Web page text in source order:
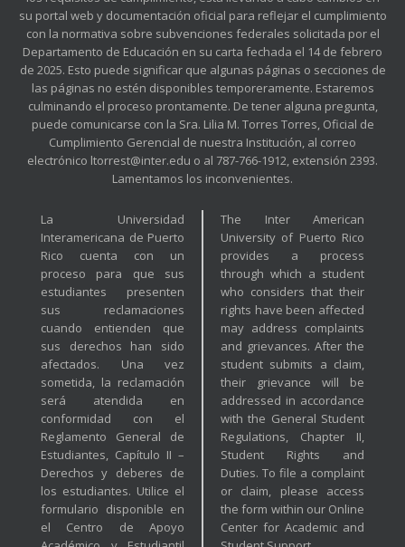
su portal web y documentación oficial para reflejar el cumplimiento
con la normativa sobre subvenciones federales solicitada por el
Departamento de Educación en su carta fechada el 14 de febrero
de 2025. Esto puede significar que algunas páginas o secciones de
las páginas no estén disponibles temporeramente. Estaremos
culminando el proceso prontamente. De tener alguna pregunta,
puede comunicarse con la Sra. Lilia M. Torres Torres, Oficial de
Cumplimiento Gerencial de nuestra Institución, al correo
electrónico ltorrest@inter.edu o al 787-766-1912, extensión 2393.
Lamentamos los inconvenientes.
La Universidad
Interamericana de Puerto
Rico cuenta con un
proceso para que sus
estudiantes presenten
sus reclamaciones
cuando entienden que
sus derechos han sido
afectados. Una vez
sometida, la reclamación
será atendida en
conformidad con el
Reglamento General de
Estudiantes, Capítulo II –
Derechos y deberes de
los estudiantes. Utilice el
formulario disponible en
el Centro de Apoyo
The Inter American
University of Puerto Rico
provides a process
through which a student
who considers that their
rights have been affected
may address complaints
and grievances. After the
student submits a claim,
their grievance will be
addressed in accordance
with the General Student
Regulations, Chapter II,
Student Rights and
Duties. To file a complaint
or claim, please access
the form within our Online
Center for Academic and